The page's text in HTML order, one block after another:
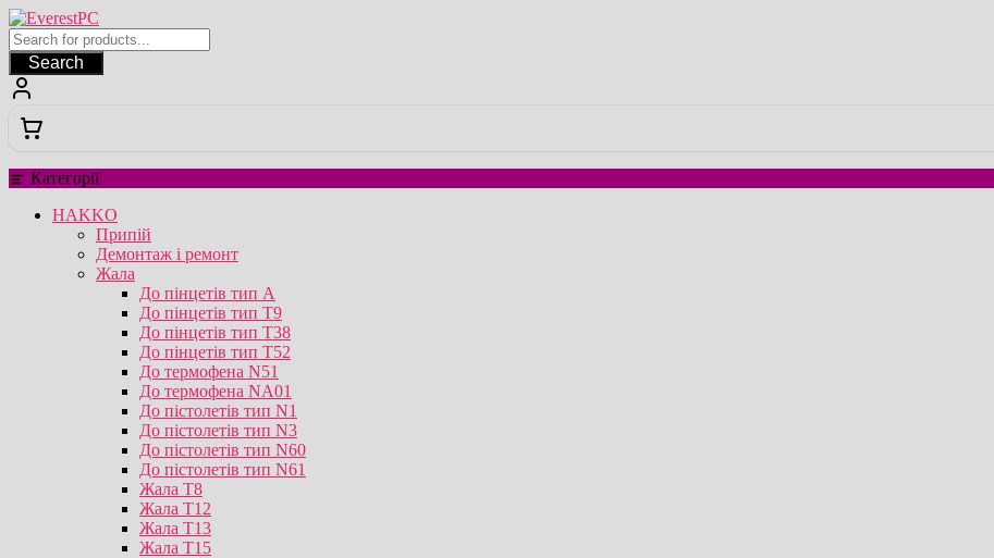
Перейти
до
вмісту
Search
Категорії
HAKKO
Припій
Демонтаж і ремонт
Жала
До пінцетів тип А
До пінцетів тип T9
До пінцетів тип T38
До пінцетів тип T52
До термофена N51
До термофена NA01
До пістолетів тип N1
До пістолетів тип N3
До пістолетів тип N60
До пістолетів тип N61
Жала T8
Жала T12
Жала T13
Жала T15